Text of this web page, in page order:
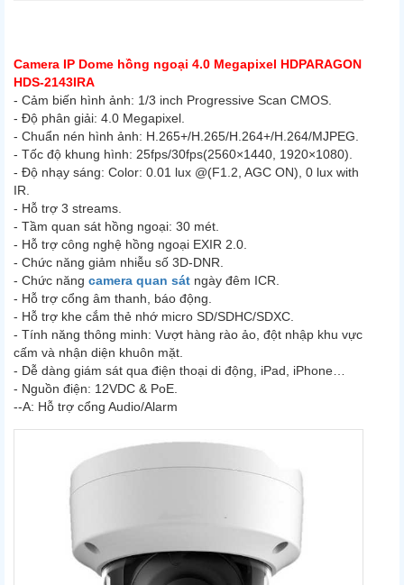
Camera IP Dome hồng ngoại 4.0 Megapixel HDPARAGON
HDS-2143IRA
- Cảm biến hình ảnh: 1/3 inch Progressive Scan CMOS.
- Độ phân giải: 4.0 Megapixel.
- Chuẩn nén hình ảnh: H.265+/H.265/H.264+/H.264/MJPEG.
- Tốc độ khung hình: 25fps/30fps(2560×1440, 1920×1080).
- Độ nhạy sáng: Color: 0.01 lux @(F1.2, AGC ON), 0 lux with
IR.
- Hỗ trợ 3 streams.
- Tầm quan sát hồng ngoại: 30 mét.
- Hỗ trợ công nghệ hồng ngoại EXIR 2.0.
- Chức năng giảm nhiễu số 3D-DNR.
- Chức năng camera quan sát ngày đêm ICR.
- Hỗ trợ cổng âm thanh, báo động.
- Hỗ trợ khe cắm thẻ nhớ micro SD/SDHC/SDXC.
- Tính năng thông minh: Vượt hàng rào ảo, đột nhập khu vực
cấm và nhận diện khuôn mặt.
- Dễ dàng giám sát qua điện thoại di động, iPad, iPhone…
- Nguồn điện: 12VDC & PoE.
--A: Hỗ trợ cổng Audio/Alarm